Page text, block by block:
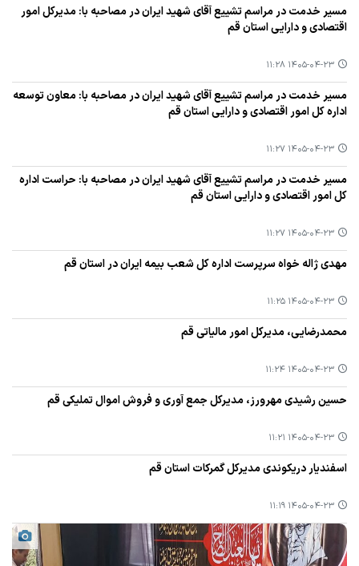
مسیر خدمت در مراسم تشییع آقای شهید ایران در مصاحبه با: مدیرکل امور
اقتصادی و دارایی استان قم
۱۴۰۵-۰۴-۲۳ ۱۱:۲۸
مسیر خدمت در مراسم تشییع آقای شهید ایران در مصاحبه با: معاون توسعه
اداره کل امور اقتصادی و دارایی استان قم
۱۴۰۵-۰۴-۲۳ ۱۱:۲۷
مسیر خدمت در مراسم تشییع آقای شهید ایران در مصاحبه با: حراست اداره
کل امور اقتصادی و دارایی استان قم
۱۴۰۵-۰۴-۲۳ ۱۱:۲۷
مهدی ژاله خواه سرپرست اداره کل شعب بیمه ایران در استان قم
۱۴۰۵-۰۴-۲۳ ۱۱:۲۵
محمدرضایی، مدیرکل امور مالیاتی قم
۱۴۰۵-۰۴-۲۳ ۱۱:۲۴
حسین رشیدی مهرورز، مدیرکل جمع آوری و فروش اموال تملیکی قم
۱۴۰۵-۰۴-۲۳ ۱۱:۲۱
اسفندیار دریکوندی مدیرکل گمرکات استان قم
۱۴۰۵-۰۴-۲۳ ۱۱:۱۹